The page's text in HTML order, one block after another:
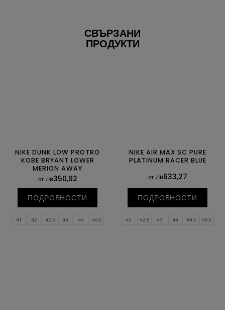
СВЪРЗАНИ
ПРОДУКТИ
NIKE DUNK LOW PROTRO
KOBE BRYANT LOWER
MERION AWAY
отлв350,92
ПОДРОБНОСТИ
41 42 42,5 43 44
44,5
NIKE AIR MAX SC PURE
PLATINUM RACER BLUE
отлв633,27
ПОДРОБНОСТИ
42 42,5 43 44 44,5 45,5